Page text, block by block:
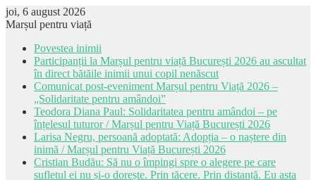
joi, 6 august 2026
Marșul pentru viață
Povestea inimii
Participanții la Marșul pentru viață București 2026 au ascultat
în direct bătăile inimii unui copil nenăscut
Comunicat post-eveniment Marșul pentru Viață 2026 –
„Solidaritate pentru amândoi”
Teodora Diana Paul: Solidaritatea pentru amândoi – pe
înțelesul tuturor / Marșul pentru Viață București 2026
Larisa Negru, persoană adoptată: Adopția – o naștere din
inimă / Marșul pentru Viață București 2026
Cristian Budău: Să nu o împingi spre o alegere pe care
sufletul ei nu și-o dorește. Prin tăcere. Prin distanță. Eu asta